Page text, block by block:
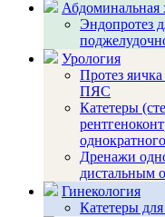
Абдоминальная
Эндопротез
Урология
Протез
ПЯС
Катетеры
Дренажи
дистальным
Гинекология
Катетеры